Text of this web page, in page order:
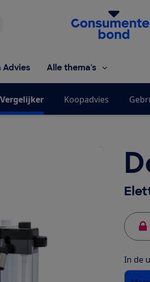
Homepage van de
Advies Alle thema's
Vergelijker Koopadvies
In de